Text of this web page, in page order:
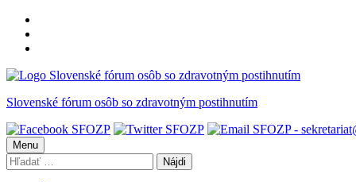
obsah
pätičku
Slovenské fórum osôb so zdravotným postihnutím
Menu
Hľadať: